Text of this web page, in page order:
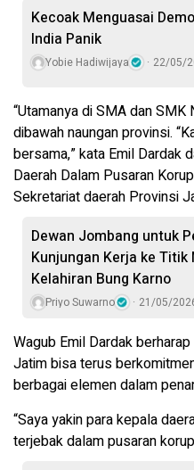
Kecoak Menguasai
India Panik
Yobie Hadiwijaya 22/05/
“Utamanya di SMA dan
dibawah naungan provinsi.
bersama,” kata Emil Dardak
Daerah Dalam Pusaran
Sekretariat daerah Provinsi
Dewan Jombang untuk
Kunjungan Kerja ke Titik
Kelahiran Bung Karno
Priyo Suwarno 21/05/
Wagub Emil Dardak
Jatim bisa terus
berbagai elemen dalam
“Saya yakin para kepala
terjebak dalam pusaran